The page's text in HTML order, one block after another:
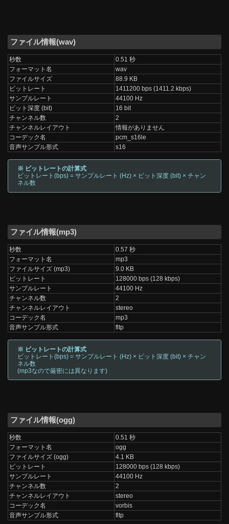
ファイル情報(wav)
秒数
0.51 秒
フォーマット名
wav
ファイルサイズ
88.9 KB
ビットレート
1411200 bps (1411.2 kbps)
サンプルレート
44100 Hz
ビット深度 (bit)
16 bit
チャンネル数
2
チャンネルレイアウト
情報がありません
コーデック名
pcm_s16le
音声サンプル形式
s16
※ ビットレートの計算式
ビットレート(bps) = サンプルレート (Hz) × ビット深度 (bit) × チャン
ネル数
ファイル情報(mp3)
秒数
0.57 秒
フォーマット名
mp3
ファイルサイズ (mp3)
9.0 KB
ビットレート
128000 bps (128 kbps)
サンプルレート
44100 Hz
チャンネル数
2
チャンネルレイアウト
stereo
コーデック名
mp3
音声サンプル形式
fltp
※ ビットレートの計算式
ビットレート(bps) = サンプルレート (Hz) × ビット深度 (bit) × チャン
ネル数
(mp3なので厳密には異なります)
ファイル情報(ogg)
秒数
0.51 秒
フォーマット名
ogg
ファイルサイズ (ogg)
4.1 KB
ビットレート
128000 bps (128 kbps)
サンプルレート
44100 Hz
チャンネル数
2
チャンネルレイアウト
stereo
コーデック名
vorbis
音声サンプル形式
fltp